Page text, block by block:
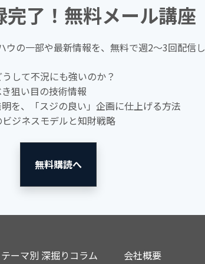
完了！無料メール講座
の一部や最新情報を、無料で週2〜3回配信し
して不況にも強いのか？
狙い目の技術情報
明を、「スジの良い」企画に仕上げる方法
ビジネスモデルと知財戦略
無料購読へ
テーマ別 深掘りコラム 会社概要